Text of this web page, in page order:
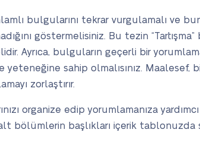
bulgularını tekrar vurgulamalı ve
göstermelisiniz. Bu tezin
Ayrıca, bulguların geçerli bir
sahip olmalısınız. Maalesef,
zorlaştırır.
organize edip yorumlamanıza
bölümlerin başlıkları içerik